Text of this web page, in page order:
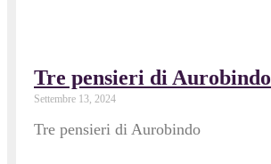
Tre pensieri di Aurobindo
Settembre 13, 2024
Tre pensieri di Aurobindo